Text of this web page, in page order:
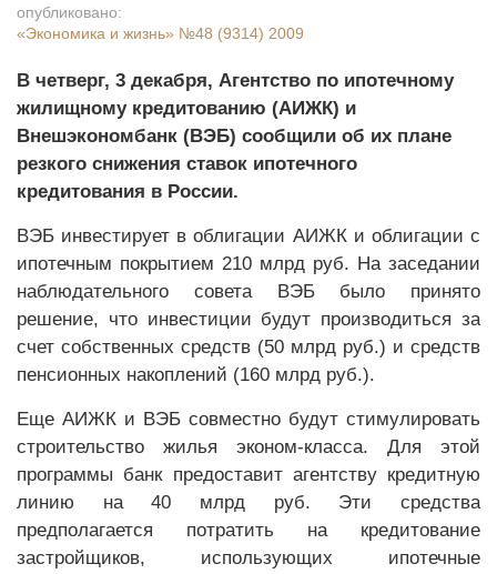
опубликовано:
«Экономика и жизнь» №48 (9314) 2009
В четверг, 3 декабря, Агентство по ипотечному
жилищному кредитованию (АИЖК) и
Внешэкономбанк (ВЭБ) сообщили об их плане
резкого снижения ставок ипотечного
кредитования в России.
ВЭБ инвестирует в облигации АИЖК и облигации с
ипотечным покрытием 210 млрд руб. На заседании
наблюдательного совета ВЭБ было принято
решение, что инвестиции будут производиться за
счет собственных средств (50 млрд руб.) и средств
пенсионных накоплений (160 млрд руб.).
Еще АИЖК и ВЭБ совместно будут стимулировать
строительство жилья эконом-класса. Для этой
программы банк предоставит агентству кредитную
линию на 40 млрд руб. Эти средства
предполагается потратить на кредитование
застройщиков, использующих ипотечные